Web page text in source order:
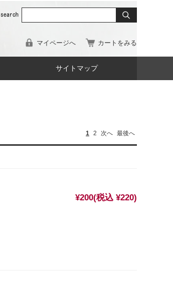
マイページへ カートをみる
サイトマップ
1 2 次へ 最後へ
¥200(税込 ¥220)